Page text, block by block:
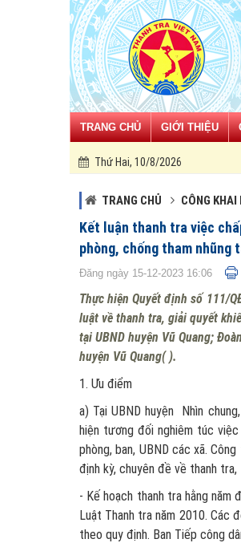
TRANG CHỦ GIỚI THIỆU
Thứ Hai, 10/8/2026 Đồng
TRANG CHỦ CÔNG
Kết luận thanh tra việc
phòng, chống tham nhũng
Đăng ngày 15-12-2023 16:06
Thực hiện Quyết định số 111/
luật về thanh tra, giải quyết
tại UBND huyện Vũ Quang;
huyện Vũ Quang( ).
1. Ưu điểm
a) Tại UBND huyện Nhìn
hiện tương đối nghiêm túc
phòng, ban, UBND các xã.
định kỳ, chuyên đề về thanh
- Kế hoạch thanh tra hằng
Luật Thanh tra năm 2010.
theo quy định. Ban Tiếp công
Đã kết nối EMC